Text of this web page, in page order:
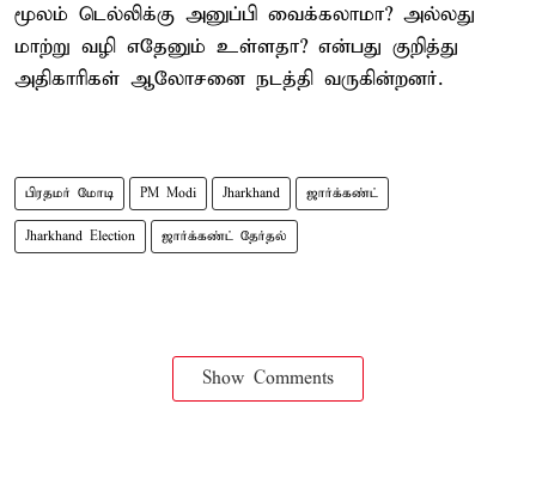
மூலம் டெல்லிக்கு அனுப்பி வைக்கலாமா? அல்லது
மாற்று வழி எதேனும் உள்ளதா? என்பது குறித்து
அதிகாரிகள் ஆலோசனை நடத்தி வருகின்றனர்.
பிரதமர் மோடி PM Modi Jharkhand ஜார்க்கண்ட்
Jharkhand Election ஜார்க்கண்ட் தேர்தல்
Show Comments